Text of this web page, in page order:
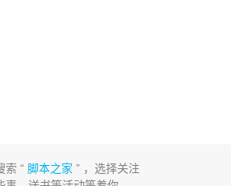
索 “脚本之家 ” ，选择关注